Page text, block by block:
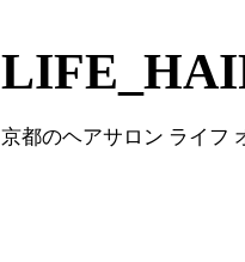
京都のヘアサロン ライフ